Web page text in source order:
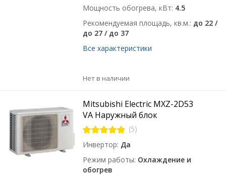
Мощность обогрева, кВт 4.5
Рекомендуемая площадь, кв.м. до 22 /
до 27 / до 37
Все характеристики
Нет в наличии
Mitsubishi Electric MXZ-2D53
VA Наружный блок
(5)
Инвертор Да
Режим работы Охлаждение и
обогрев